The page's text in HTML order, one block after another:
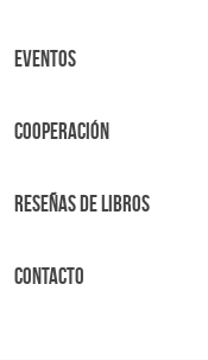
Eventos
Cooperación
Reseñas de libros
Contacto